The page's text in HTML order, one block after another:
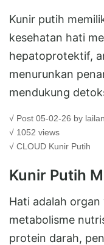
Kunir putih
kesehatan hati
hepatoprotektif,
menurunkan
mendukung
√ Post 05-02-26 by
√ 1052 views
√ CLOUD Kunir Putih
Kunir Putih
Hati adalah
metabolisme
protein darah,